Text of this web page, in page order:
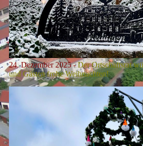
24. Dezember 2025 -Der Ortschaftsrat
und Gästen frohe Weihnachten!